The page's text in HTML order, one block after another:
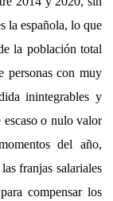
la española, lo que
la población total
personas con muy
inintegrables y
escaso o nulo valor
del año,
franjas salariales
compensar los